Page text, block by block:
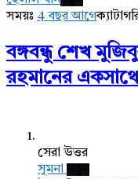
প্রশ্ন
সময়ঃ 4 বছর আগে
বঙ্গবন্ধু শেখ
রহমানের
সেরা উত্তর
সুমনা